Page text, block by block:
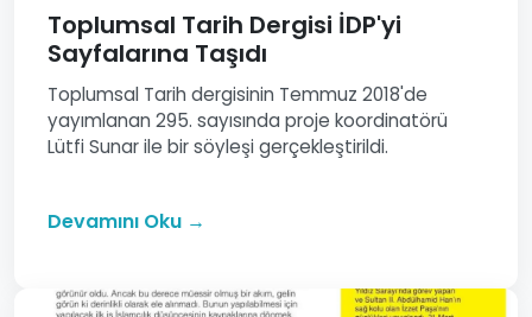
Toplumsal Tarih Dergisi İDP'yi
Sayfalarına Taşıdı
Toplumsal Tarih dergisinin Temmuz 2018'de
yayımlanan 295. sayısında proje koordinatörü
Lütfi Sunar ile bir söyleşi gerçekleştirildi.
Devamını Oku →